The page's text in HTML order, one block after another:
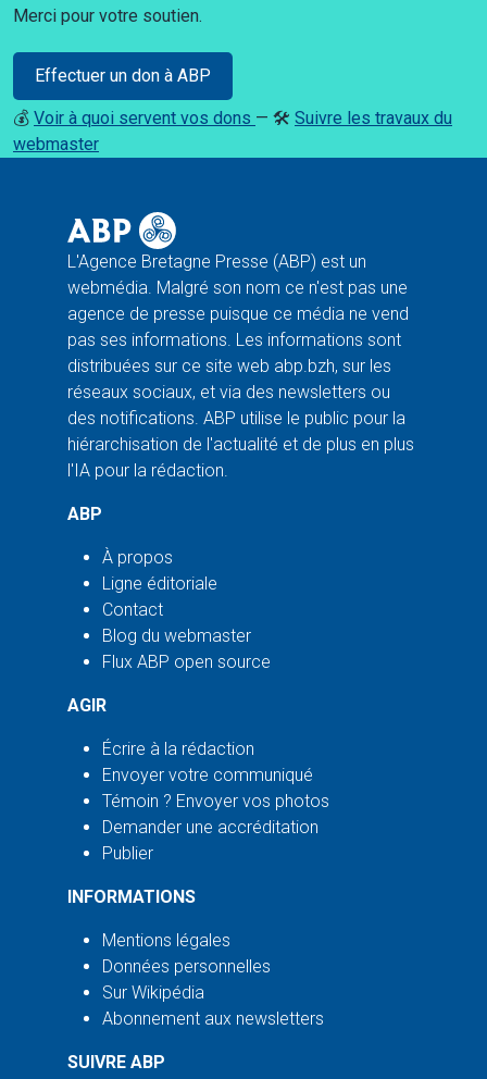
Merci pour votre soutien.
Effectuer un don à ABP
💰 Voir à quoi servent vos dons — 🛠️ Suivre les travaux du
webmaster
L'Agence Bretagne Presse (ABP) est un
webmédia. Malgré son nom ce n'est pas une
agence de presse puisque ce média ne vend
pas ses informations. Les informations sont
distribuées sur ce site web abp.bzh, sur les
réseaux sociaux, et via des newsletters ou
des notifications. ABP utilise le public pour la
hiérarchisation de l'actualité et de plus en plus
l'IA pour la rédaction.
ABP
À propos
Ligne éditoriale
Contact
Blog du webmaster
Flux ABP open source
AGIR
Écrire à la rédaction
Envoyer votre communiqué
Témoin ? Envoyer vos photos
Demander une accréditation
Publier
INFORMATIONS
Mentions légales
Données personnelles
Sur Wikipédia
Abonnement aux newsletters
SUIVRE ABP